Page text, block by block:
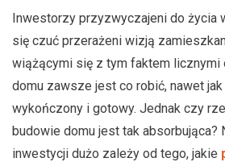
Inwestorzy przyzwyczajeni do życia
się czuć przerażeni wizją
wiążącymi się z tym faktem licznymi
domu zawsze jest co robić, nawet jak
wykończony i gotowy. Jednak czy
budowie domu jest tak absorbująca?
inwestycji dużo zależy od tego, jakie